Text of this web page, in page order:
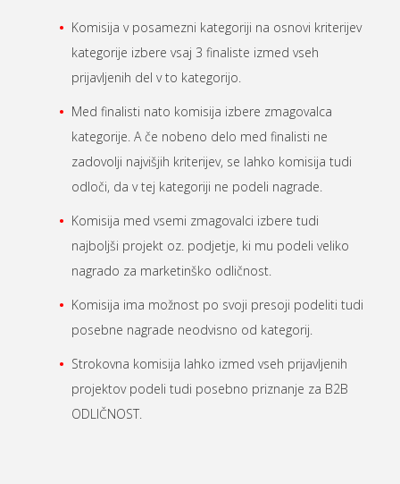
Komisija v posamezni kategoriji na osnovi kriterijev
kategorije izbere vsaj 3 finaliste izmed vseh
prijavljenih del v to kategorijo.
Med finalisti nato komisija izbere zmagovalca
kategorije. A če nobeno delo med finalisti ne
zadovolji najvišjih kriterijev, se lahko komisija tudi
odloči, da v tej kategoriji ne podeli nagrade.
Komisija med vsemi zmagovalci izbere tudi
najboljši projekt oz. podjetje, ki mu podeli veliko
nagrado za marketinško odličnost.
Komisija ima možnost po svoji presoji podeliti tudi
posebne nagrade neodvisno od kategorij.
Strokovna komisija lahko izmed vseh prijavljenih
projektov podeli tudi posebno priznanje za B2B
ODLIČNOST.